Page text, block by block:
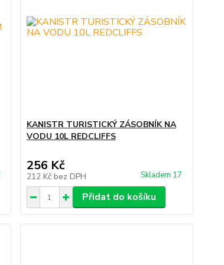
KANISTR TURISTICKÝ ZÁSOBNÍK NA
VODU 10L REDCLIFFS
256 Kč
212 Kč bez DPH Skladem 17
Přidat do košíku